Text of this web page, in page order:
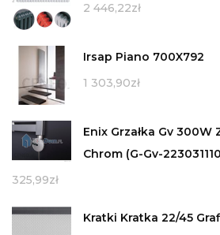
2 446,22zł
Irsap Piano 700X792
1 303,90zł
Enix Grzałka Gv 300W
Chrom (G-Gv-
325,99zł
Kratki Kratka 22/45